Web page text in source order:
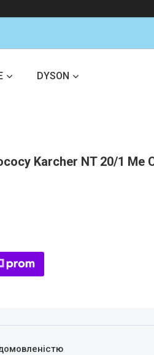
DYSON
Karcher NT 20/1 Me